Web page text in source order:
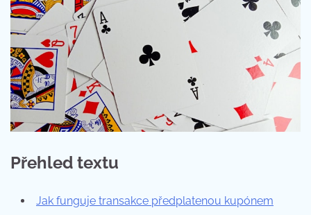
Přehled textu
Jak funguje transakce předplatenou kupónem